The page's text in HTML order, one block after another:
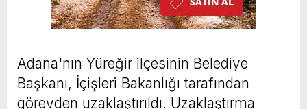
Adana'nın Yüreğir ilçesinin Belediye
Başkanı, İçişleri Bakanlığı tarafından
görevden uzaklaştırıldı. Uzaklaştırma